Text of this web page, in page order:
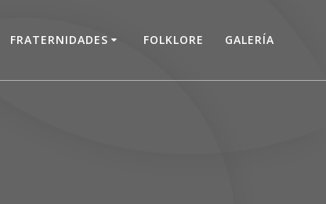
FRATERNIDADES FOLKLORE GALERÍA